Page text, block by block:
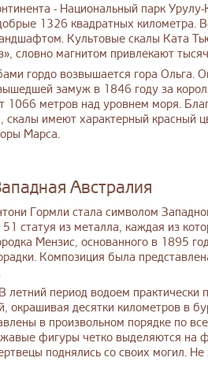
- Национальный парк
1326 квадратных километра.
Культовые скалы Ката
словно магнитом привлекают
гордо возвышается гора Ольга.
замуж в 1846 году за
1066 метров над уровнем моря.
имеют характерный красный
Марса.
Австралия
Гормли стала символом
статуя из металла, каждая из
Мензис, основанного в 1895
Композиция была
летний период водоем практически
окрашивая десятки километров в
в произвольном порядке по
фигуры четко выделяются на
поднялись со своих могил. Не